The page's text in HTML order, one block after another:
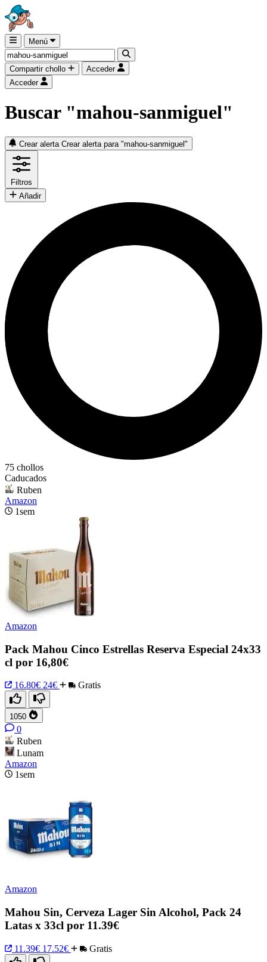
Menú
Compartir chollo
Acceder
Acceder
Buscar "mahou-sanmiguel"
Crear alerta Crear alerta para "mahou-sanmiguel"
Filtros
Añadir
75 chollos
Caducados
Ruben
Amazon
1sem
Amazon
Pack Mahou Cinco Estrellas Reserva Especial 24x33
cl por 16,80€
16.80€ 24€ Gratis
1050
0
Ruben
Lunam
Amazon
1sem
Amazon
Mahou Sin, Cerveza Lager Sin Alcohol, Pack 24
Latas x 33cl por 11.39€
11.39€ 17.52€ Gratis